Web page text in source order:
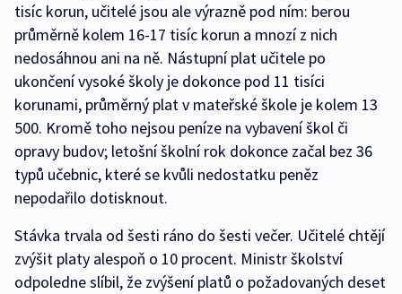
tisíc korun, učitelé jsou ale výrazně pod ním: berou
průměrně kolem 16-17 tisíc korun a mnozí z nich
nedosáhnou ani na ně. Nástupní plat učitele po
ukončení vysoké školy je dokonce pod 11 tisíci
korunami, průměrný plat v mateřské škole je kolem 13
500. Kromě toho nejsou peníze na vybavení škol či
opravy budov; letošní školní rok dokonce začal bez 36
typů učebnic, které se kvůli nedostatku peněz
nepodařilo dotisknout.
Stávka trvala od šesti ráno do šesti večer. Učitelé chtějí
zvýšit platy alespoň o 10 procent. Ministr školství
odpoledne slíbil, že zvýšení platů o požadovaných deset